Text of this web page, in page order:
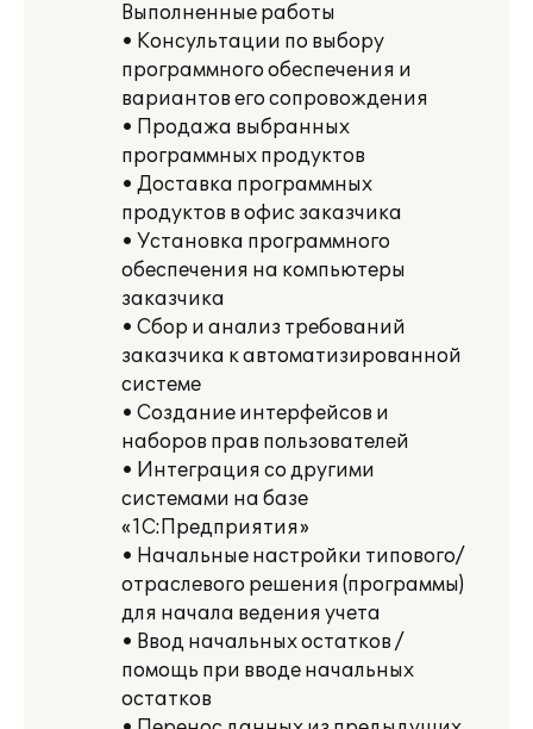
Выполненные работы
• Консультации по выбору
программного обеспечения и
вариантов его сопровождения
• Продажа выбранных
программных продуктов
• Доставка программных
продуктов в офис заказчика
• Установка программного
обеспечения на компьютеры
заказчика
• Сбор и анализ требований
заказчика к автоматизированной
системе
• Создание интерфейсов и
наборов прав пользователей
• Интеграция со другими
системами на базе
«1С:Предприятия»
• Начальные настройки типового/
отраслевого решения (программы)
для начала ведения учета
• Ввод начальных остатков /
помощь при вводе начальных
остатков